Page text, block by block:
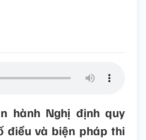
hành Nghị định quy
điều và biện pháp thi